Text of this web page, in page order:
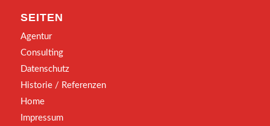
SEITEN
Agentur
Consulting
Datenschutz
Historie / Referenzen
Home
Impressum